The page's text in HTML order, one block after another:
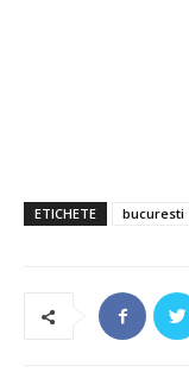
ETICHETE bucuresti